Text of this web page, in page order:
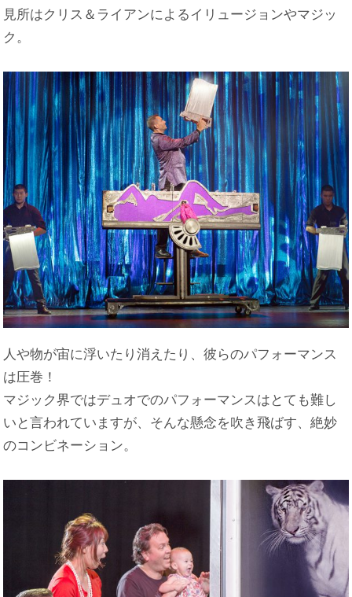
見所はクリス＆ライアンによるイリュージョンやマジッ
ク。
人や物が宙に浮いたり消えたり、彼らのパフォーマンス
は圧巻！
マジック界ではデュオでのパフォーマンスはとても難し
いと言われていますが、そんな懸念を吹き飛ばす、絶妙
のコンビネーション。